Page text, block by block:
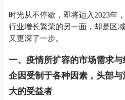
时光从不停歇，即将迈入2023年
行业增长繁荣的另一面，却是区
又更深了一步。
一、疫情所扩容的市场需求
企因受制于各种因素，头部
大的受益者